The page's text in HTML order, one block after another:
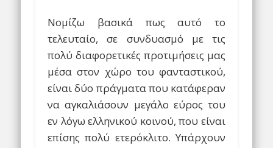
Νομίζω βασικά πως αυτό το
τελευταίο, σε συνδυασμό με τις
πολύ διαφορετικές προτιμήσεις μας
μέσα στον χώρο του φανταστικού,
είναι δύο πράγματα που κατάφεραν
να αγκαλιάσουν μεγάλο εύρος του
εν λόγω ελληνικού κοινού, που είναι
επίσης πολύ ετερόκλιτο. Υπάρχουν